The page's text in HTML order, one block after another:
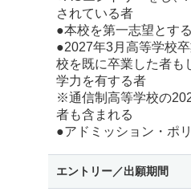
されている者
●本校を第一志望とす
●2027年3月高等学校
校を既に卒業した者も
学力を有する者
※通信制高等学校の
者も含まれる
●アドミッション・ポ
エントリー／出願期間